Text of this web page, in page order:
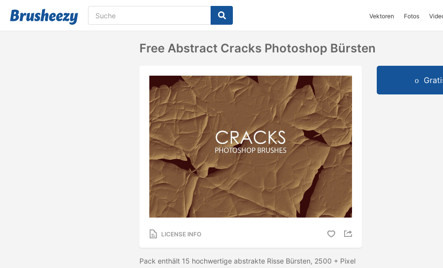
Vektoren Fotos
Free Abstract Cracks Photoshop Bürsten
LICENSE INFO
Pack enthält 15 hochwertige abstrakte Risse Bürsten, 2500 + Pixel